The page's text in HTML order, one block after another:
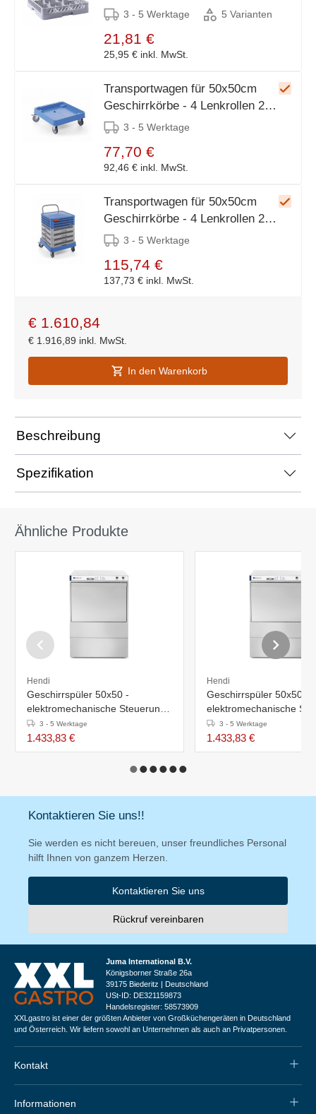
in 5 Varianten
3 - 5 Werktage 5 Varianten
21,81 €
25,95 € inkl. MwSt.
Transportwagen für 50x50cm
Geschirrkörbe - 4 Lenkrollen 2
davon gebremst -
3 - 5 Werktage
77,70 €
92,46 € inkl. MwSt.
Transportwagen für 50x50cm
Geschirrkörbe - 4 Lenkrollen 2
davon gebremst -
3 - 5 Werktage
115,74 €
137,73 € inkl. MwSt.
€ 1.610,84
€ 1.916,89 inkl. MwSt.
In den Warenkorb
Beschreibung
Spezifikation
Ähnliche Produkte
Hendi
Geschirrspüler 50x50 -
elektromechanische Steuerung -
met reinigingspomp
3 - 5 Werktage
1.433,83 €
Hendi
Geschirrspüler 50x50 -
elektromechanische
met afvoerpomp
3 - 5 Werktage
1.433,83 €
Kontaktieren Sie uns!!
Sie werden es nicht bereuen, unser freundliches Personal
hilft Ihnen von ganzem Herzen.
Kontaktieren Sie uns
Rückruf vereinbaren
Juma International B.V.
Königsborner Straße 26a
39175 Biederitz | Deutschland
USt-ID: DE321159873
Handelsregister: 58573909
XXLgastro ist einer der größten Anbieter von Großküchengeräten in Deutschland
und Österreich. Wir liefern sowohl an Unternehmen als auch an Privatpersonen.
Kontakt
Informationen